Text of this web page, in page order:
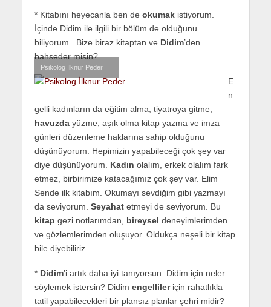
* Kitabını heyecanla ben de okumakistiyorum.
İçinde Didim ile ilgili bir bölüm de olduğunu
biliyorum. Bize biraz kitaptan ve Didim’den
bahseder misin?
Psikolog İlknur Peder
E
n
gelli kadınların da eğitim alma, tiyatroya gitme,
havuzdayüzme, aşık olma kitap yazma ve imza
günleri düzenleme haklarına sahip olduğunu
düşünüyorum. Hepimizin yapabileceği çok şey var
diye düşünüyorum. Kadın olalım, erkek olalım fark
etmez, birbirimize katacağımız çok şey var. Elim
Sende ilk kitabım. Okumayı sevdiğim gibi yazmayı
da seviyorum. Seyahatetmeyi de seviyorum. Bu
kitap gezi notlarımdan, bireysel deneyimlerimden
ve gözlemlerimden oluşuyor. Oldukça neşeli bir kitap
bile diyebiliriz.
* Didim’i artık daha iyi tanıyorsun. Didim için neler
söylemek istersin? Didim engellileriçin rahatlıkla
tatil yapabilecekleri bir plansız planlar şehri midir?